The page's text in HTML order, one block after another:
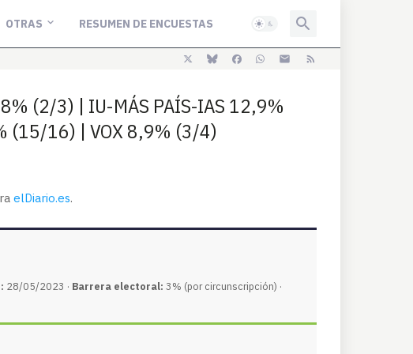
OTRAS RESUMEN DE ENCUESTAS
(2/3) | IU-MÁS PAÍS-IAS 12,9%
(15/16) | VOX 8,9% (3/4)
elDiario.es.
28/05/2023 · Barrera electoral: 3% (por circunscripción) ·